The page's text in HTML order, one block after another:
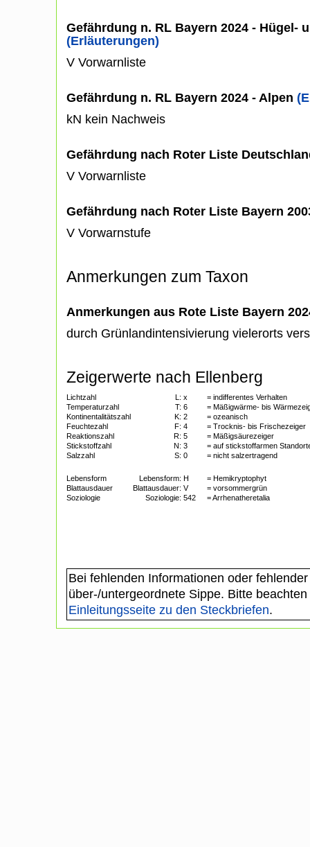
Gefährdung n. RL Bayern 2024 - Hügel-
(Erläuterungen)
V Vorwarnliste
Gefährdung n. RL Bayern 2024 - Alpen
kN kein Nachweis
Gefährdung nach Roter Liste
V Vorwarnliste
Gefährdung nach Roter Liste Bayern
V Vorwarnstufe
Anmerkungen zum Taxon
Anmerkungen aus Rote Liste Bayern
durch Grünlandintensivierung vielerorts
Zeigerwerte nach Ellenberg
Lichtzahl L: x
= indifferentes Verhalten
Temperaturzahl
T: 6
= Mäßigwärme- bis
Kontinentalitätszahl
K: 2
= ozeanisch
Feuchtezahl
F: 4
= Trocknis- bis Frischezeiger
Reaktionszahl
R: 5
= Mäßigsäurezeiger
Stickstoffzahl
N: 3
= auf stickstoffarmen
Salzzahl
S: 0 = nicht salzertragend
Lebensform Lebensform: H
= Hemikryptophyt
Blattausdauer
Blattausdauer: V
= vorsommergrün
Soziologie
Soziologie: 542 = Arrhenatheretalia
Bei fehlenden Informationen oder
über-/untergeordnete Sippe. Bitte
Einleitungsseite zu den Steckbriefen.